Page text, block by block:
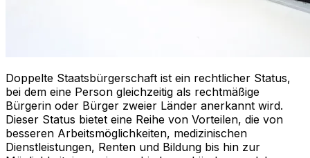
Doppelte Staatsbürgerschaft ist ein rechtlicher Status,
bei dem eine Person gleichzeitig als rechtmäßige
Bürgerin oder Bürger zweier Länder anerkannt wird.
Dieser Status bietet eine Reihe von Vorteilen, die von
besseren Arbeitsmöglichkeiten, medizinischen
Dienstleistungen, Renten und Bildung bis hin zur